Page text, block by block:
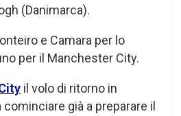
(Danimarca).
e Camara per lo
per il Manchester City.
il volo di ritorno in
già a preparare il